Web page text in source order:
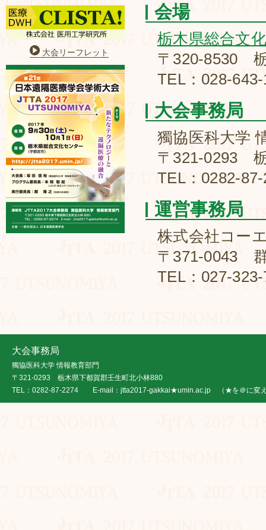
大会リーフレット
会場
栃木県総合文
〒320-8530
TEL：028-
大会事務局
獨協医科大学
〒321-0293
TEL：0282-
運営事務局
株式会社コー
〒371-0043
TEL：027-
大会事務局
獨協医科大学 情報教育部門
〒321-0293 栃木県下都賀郡壬生町北小林880
TEL：0282-87-2274 E-mail：jtta2017-gakkai★umin.ac.jp （★を＠に変え